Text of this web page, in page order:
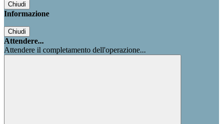
Chiudi
Informazione
Chiudi
Attendere...
Attendere il completamento dell'operazione...